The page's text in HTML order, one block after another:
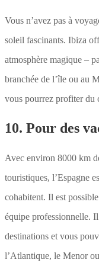
Vous n’avez pas à
soleil fascinants. Ibiza
atmosphère magique –
branchée de l’île ou au
vous pourrez profiter du
10. Pour des
Avec environ 8000 km
touristiques, l’Espagne
cohabitent. Il est
équipe professionnelle.
destinations et vous
l’Atlantique, le Menor